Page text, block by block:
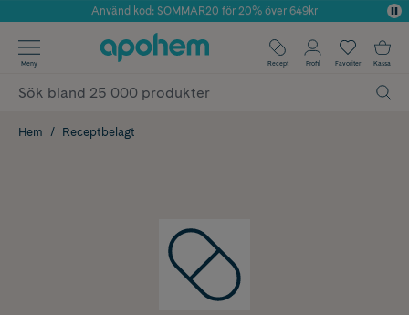
Årets Butik 2025 inom Skönhet
Använd kod: SOMMAR20 för 20% över 649kr
✓ Fri frakt
✓ Poäng på alla köp*
Meny Recept Profil Favoriter Kassa
Hem Receptbelagt